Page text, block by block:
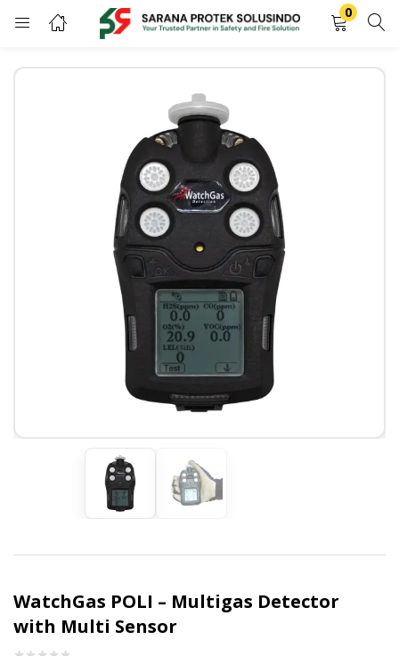
0
LOGIN REGISTER
Enter your username and password to login.
Remember me
LOGIN
Lost password?
Or login with
Continue with
WatchGas POLI – Multigas Detector
with Multi Sensor